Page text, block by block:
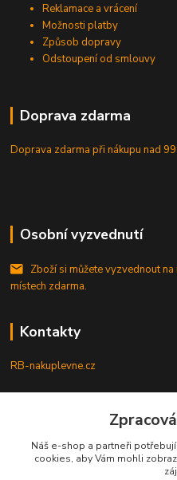
Reklamace a vrácení
Možnosti platby
Způsob dopravy
Odstoupení od smlouvy
Doprava zdarma
Doprava zdarma při nákupunad
Osobní vyzvednutí
Zboží si můžete vyzvednout
místech zdarma.
Kontakty
RB-nakuplevne.cz
+420 222722421
info@rb-nakuplevne.cz
Náš e-shop a partneři potřebují
cookies, aby Vám mohli